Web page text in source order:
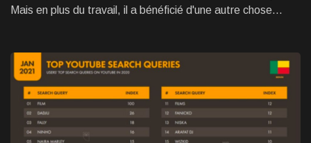
Mais en plus du travail, il a bénéficié d'une autre chose…